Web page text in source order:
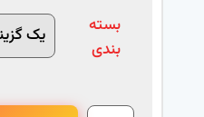
بسته
بندی